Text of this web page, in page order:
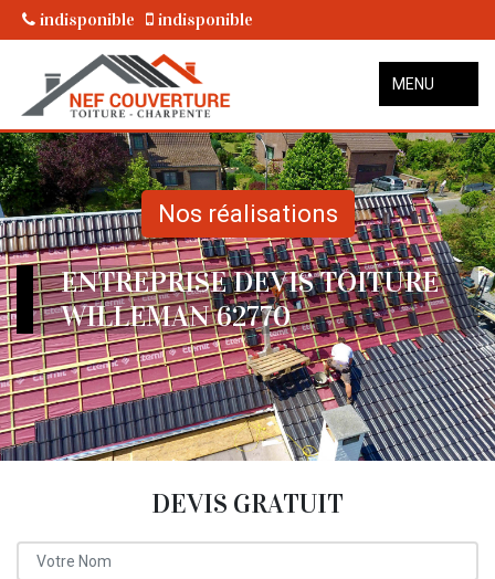
indisponible indisponible
MENU
Nos réalisations
ENTREPRISE DEVIS TOITURE
WILLEMAN 62770
DEVIS GRATUIT